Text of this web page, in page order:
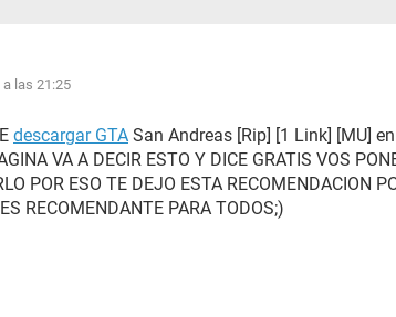
las 21:25
descargar GTA San Andreas [Rip] [1 Link] [MU]
VA A DECIR ESTO Y DICE GRATIS VOS
POR ESO TE DEJO ESTA RECOMENDACION
RECOMENDANTE PARA TODOS;)